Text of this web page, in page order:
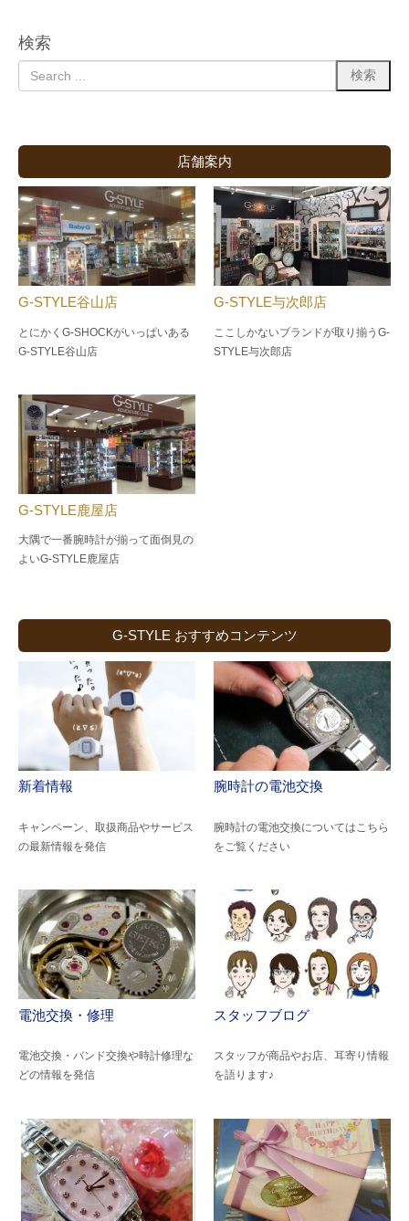
検索
店舗案内
G-STYLE谷山店
とにかくG-SHOCKがいっぱいある
G-STYLE谷山店
G-STYLE与次郎店
ここしかないブランドが取り揃うG-
STYLE与次郎店
G-STYLE鹿屋店
大隅で一番腕時計が揃って面倒見の
よいG-STYLE鹿屋店
G-STYLE おすすめコンテンツ
新着情報
キャンペーン、取扱商品やサービス
の最新情報を発信
腕時計の電池交換
腕時計の電池交換についてはこちら
をご覧ください
電池交換・修理
電池交換・バンド交換や時計修理な
どの情報を発信
スタッフブログ
スタッフが商品やお店、耳寄り情報
を語ります♪